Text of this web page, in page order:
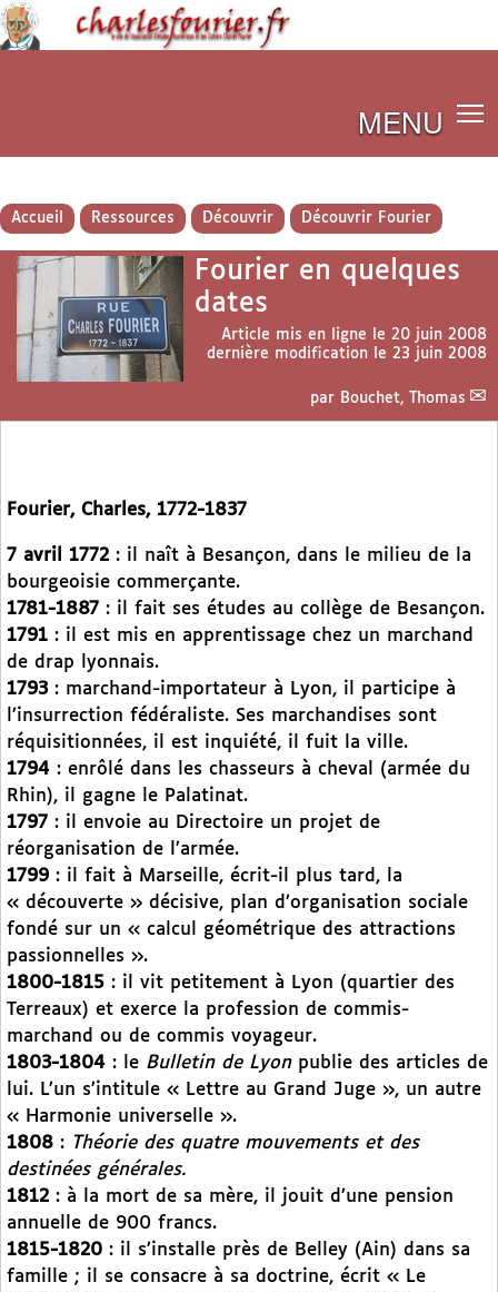
MENU
Accueil Ressources Découvrir Découvrir Fourier
Fourier en quelques
dates
Article mis en ligne le 20 juin 2008
dernière modification le 23 juin 2008
par Bouchet, Thomas
Fourier, Charles, 1772-1837
7 avril 1772 : il naît à Besançon, dans le milieu de la
bourgeoisie commerçante.
1781-1887 : il fait ses études au collège de Besançon.
1791 : il est mis en apprentissage chez un marchand
de drap lyonnais.
1793 : marchand-importateur à Lyon, il participe à
l’insurrection fédéraliste. Ses marchandises sont
réquisitionnées, il est inquiété, il fuit la ville.
1794 : enrôlé dans les chasseurs à cheval (armée du
Rhin), il gagne le Palatinat.
1797 : il envoie au Directoire un projet de
réorganisation de l’armée.
1799 : il fait à Marseille, écrit-il plus tard, la
« découverte » décisive, plan d’organisation sociale
fondé sur un « calcul géométrique des attractions
passionnelles ».
1800-1815 : il vit petitement à Lyon (quartier des
Terreaux) et exerce la profession de commis-
marchand ou de commis voyageur.
1803-1804 : le Bulletin de Lyon publie des articles de
lui. L’un s’intitule « Lettre au Grand Juge », un autre
« Harmonie universelle ».
1808 : Théorie des quatre mouvements et des
destinées générales.
1812 : à la mort de sa mère, il jouit d’une pension
annuelle de 900 francs.
1815-1820 : il s’installe près de Belley (Ain) dans sa
famille ; il se consacre à sa doctrine, écrit « Le